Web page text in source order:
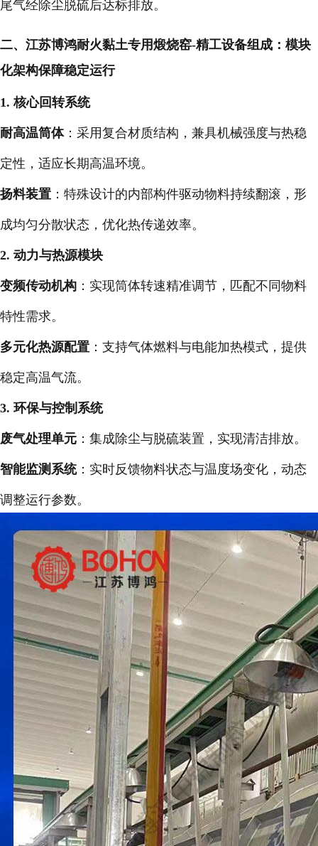
尾气经除尘脱硫后达标排放。
二、 江苏博鸿耐火黏土专用煅烧窑-精工设备组成：模块
化架构保障稳定运行
1. 核心回转系统
耐高温筒体：采用复合材质结构，兼具机械强度与热稳
定性，适应长期高温环境。
扬料装置 ：特殊设计的内部构件驱动物料持续翻滚，形
成均匀分散状态，优化热传递效率。
2. 动力与热源模块
变频传动机构 ：实现筒体转速精准调节，匹配不同物料
特性需求。
多元化热源配置 ：支持气体燃料与电能加热模式，提供
稳定高温气流。
3. 环保与控制系统
废气处理单元 ：集成除尘与脱硫装置，实现清洁排放。
智能监测系统：实时反馈物料状态与温度场变化，动态
调整运行参数。